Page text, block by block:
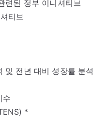
련된 정부 이니셔티브
티브
및 전년 대비 성장률 분석
수
*